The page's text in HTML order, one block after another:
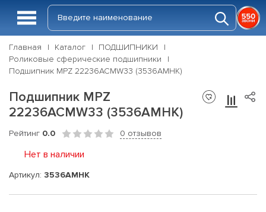
Главная Каталог
ПОДШИПНИКИ
Роликовые сферические подшипники
Подшипник MPZ 22236АСМW33 (3536АМНК)
Подшипник MPZ
22236АСМW33 (3536АМНК)
Рейтинг 0.0 0 отзывов
Нет в наличии
Артикул: 3536АМНК